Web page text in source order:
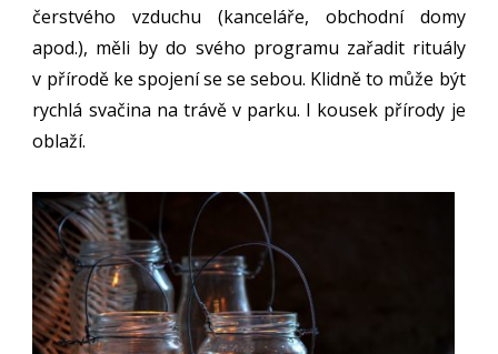
čerstvého vzduchu (kanceláře, obchodní domy
apod.), měli by do svého programu zařadit rituály
v přírodě ke spojení se se sebou. Klidně to může být
rychlá svačina na trávě v parku. I kousek přírody je
oblaží.